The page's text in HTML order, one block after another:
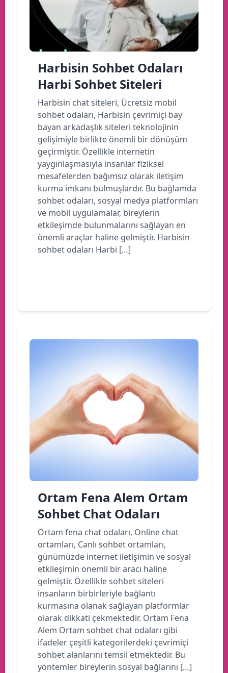
Harbisin Sohbet Odaları
Harbi Sohbet Siteleri
Harbisin chat siteleri, Ücretsiz mobil
sohbet odaları, Harbisin çevrimiçi bay
bayan arkadaşlık siteleri teknolojinin
gelişimiyle birlikte önemli bir dönüşüm
geçirmiştir. Özellikle internetin
yaygınlaşmasıyla insanlar fiziksel
mesafelerden bağımsız olarak iletişim
kurma imkanı bulmuşlardır. Bu bağlamda
sohbet odaları, sosyal medya platformları
ve mobil uygulamalar, bireylerin
etkileşimde bulunmalarını sağlayan en
önemli araçlar haline gelmiştir. Harbisin
sohbet odaları Harbi […]
Ortam Fena Alem Ortam
Sohbet Chat Odaları
Ortam fena chat odaları, Online chat
ortamları, Canlı sohbet ortamları,
günümüzde internet iletişimin ve sosyal
etkileşimin önemli bir aracı haline
gelmiştir. Özellikle sohbet siteleri
insanların birbirleriyle bağlantı
kurmasına olanak sağlayan platformlar
olarak dikkati çekmektedir. Ortam Fena
Alem Ortam sohbet chat odaları gibi
ifadeler çeşitli kategorilerdeki çevrimiçi
sohbet alanlarını temsil etmektedir. Bu
yöntemler bireylerin sosyal bağlarını […]